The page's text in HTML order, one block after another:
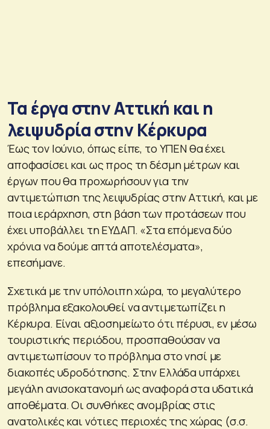
Τα έργα στην Αττική και η
λειψυδρία στην Κέρκυρα
Έως τον Ιούνιο, όπως είπε, το ΥΠΕΝ θα έχει
αποφασίσει και ως προς τη δέσμη μέτρων και
έργων που θα προχωρήσουν για την
αντιμετώπιση της λειψυδρίας στην Αττική, και με
ποια ιεράρχηση, στη βάση των προτάσεων που
έχει υποβάλλει τη ΕΥΔΑΠ. «Στα επόμενα δύο
χρόνια να δούμε απτά αποτελέσματα»,
επεσήμανε.
Σχετικά με την υπόλοιπη χώρα, το μεγαλύτερο
πρόβλημα εξακολουθεί να αντιμετωπίζει η
Κέρκυρα. Είναι αξιοσημείωτο ότι πέρυσι, εν μέσω
τουριστικής περιόδου, προσπαθούσαν να
αντιμετωπίσουν το πρόβλημα στο νησί με
διακοπές υδροδότησης. Στην Ελλάδα υπάρχει
μεγάλη ανισοκατανομή ως αναφορά στα υδατικά
αποθέματα. Οι συνθήκες ανομβρίας στις
ανατολικές και νότιες περιοχές της χώρας (σ.σ.